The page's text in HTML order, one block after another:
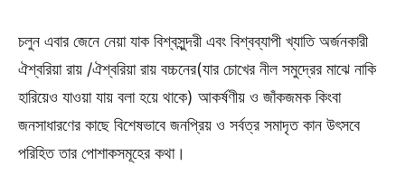
চলুন এবার জেনে নেয়া যাক বিশ্বসুন্দরী এবং বিশ্বব্যাপী খ্যাতি অর্জনকারী
ঐশ্বরিয়া রায় /ঐশ্বরিয়া রায় বচ্চনের(যার চোখের নীল সমুদ্রের মাঝে নাকি
হারিয়েও যাওয়া যায় বলা হয়ে থাকে) আকর্ষণীয় ও জাঁকজমক কিংবা
জনসাধারণের কাছে বিশেষভাবে জনপ্রিয় ও সর্বত্র সমাদৃত কান উৎসবে
পরিহিত তার পোশাকসমূহের কথা।